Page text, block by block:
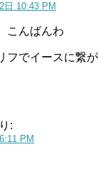
日 10:43 PM
こんばんわ
フでイースに繋
:
PM